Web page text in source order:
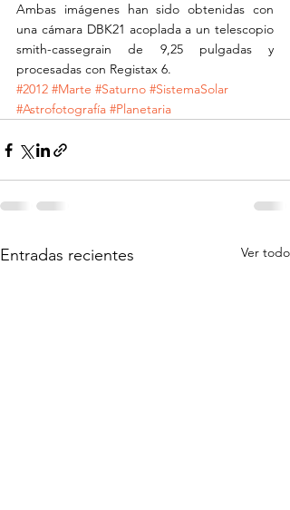
Ambas imágenes han sido obtenidas con
una cámara DBK21 acoplada a un telescopio
smith-cassegrain de 9,25 pulgadas y
procesadas con Registax 6.
#2012 #Marte #Saturno #SistemaSolar
#Astrofotografía #Planetaria
Entradas recientes Ver todo